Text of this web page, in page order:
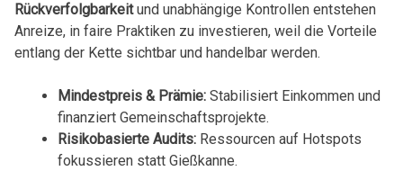
Rückverfolgbarkeitund unabhängige Kontrollen entstehen
Anreize, in faire Praktiken zu investieren, weil die Vorteile
entlang der Kette sichtbar und handelbar werden.
Mindestpreis & Prämie:Stabilisiert Einkommen und
finanziert Gemeinschaftsprojekte.
Risikobasierte Audits:Ressourcen auf Hotspots
fokussieren statt Gießkanne.